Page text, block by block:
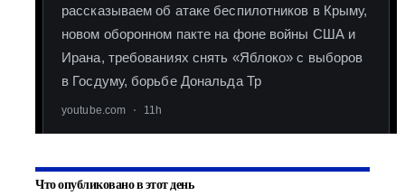
Что опубликовано в этот день